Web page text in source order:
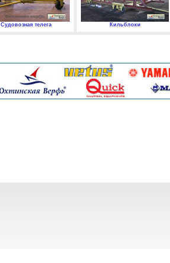
Судовозная телега Кильблоки